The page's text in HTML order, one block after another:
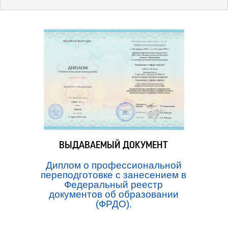
ВЫДАВАЕМЫЙ ДОКУМЕНТ
Диплом о профессиональной
переподготовке с занесением в
Федеральный реестр
документов об образовании
(ФРДО).